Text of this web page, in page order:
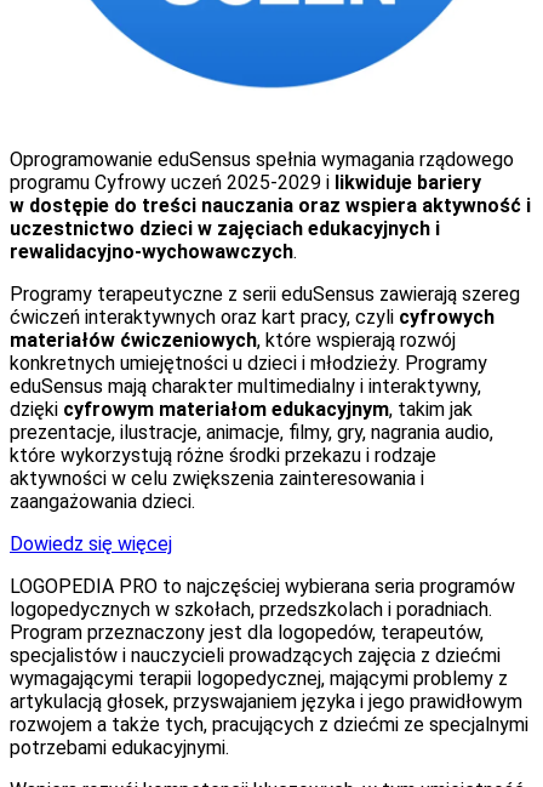
Oprogramowanie eduSensus spełnia wymagania rządowego
programu Cyfrowy uczeń 2025-2029 i likwiduje bariery
w dostępie do treści nauczania oraz wspiera aktywność i
uczestnictwo dzieci w zajęciach edukacyjnych i
rewalidacyjno-wychowawczych.
Programy terapeutyczne z serii eduSensus zawierają szereg
ćwiczeń interaktywnych oraz kart pracy, czyli cyfrowych
materiałów ćwiczeniowych, które wspierają rozwój
konkretnych umiejętności u dzieci i młodzieży. Programy
eduSensus mają charakter multimedialny i interaktywny,
dzięki cyfrowym materiałom edukacyjnym, takim jak
prezentacje, ilustracje, animacje, filmy, gry, nagrania audio,
które wykorzystują różne środki przekazu i rodzaje
aktywności w celu zwiększenia zainteresowania i
zaangażowania dzieci.
Dowiedz się więcej
LOGOPEDIA PRO to najczęściej wybierana seria programów
logopedycznych w szkołach, przedszkolach i poradniach.
Program przeznaczony jest dla logopedów, terapeutów,
specjalistów i nauczycieli prowadzących zajęcia z dziećmi
wymagającymi terapii logopedycznej, mającymi problemy z
artykulacją głosek, przyswajaniem języka i jego prawidłowym
rozwojem a także tych, pracujących z dziećmi ze specjalnymi
potrzebami edukacyjnymi.